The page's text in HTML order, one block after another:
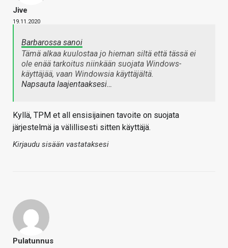
Jive
19.11.2020
Barbarossa sanoi
Tämä alkaa kuulostaa jo hieman siltä että tässä ei
ole enää tarkoitus niinkään suojata Windows-
käyttäjää, vaan Windowsia käyttäjältä.
Napsauta laajentaaksesi…
Kyllä, TPM et all ensisijainen tavoite on suojata
järjestelmä ja välillisesti sitten käyttäjä.
Kirjaudu sisään vastataksesi
Pulatunnus